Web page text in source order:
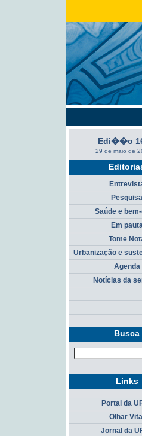
Edi��o
29 de maio de
Pesquisa
Saúde e
Em
Tome
Urbanização e
Agenda
Notícias da
Busca
Links
Portal da
Olhar Vital
Jornal da